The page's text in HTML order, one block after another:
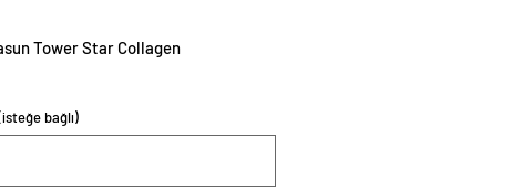
Tower Star Collagen
bağlı)